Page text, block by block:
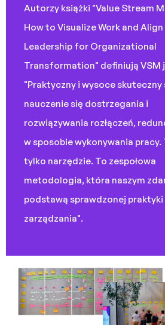
Autorzy książki "Value Stream
How to Visualize Work and Align
Leadership for Organizational
Transformation" definiują VSM
"Praktyczny i wysoce skuteczny
nauczenie się dostrzegania i
rozwiązywania rozłączeń,
w sposobie wykonywania pracy.
tylko narzędzie. To zespołowa
metodologia, która naszym
podstawą sprawdzonej praktyki
zarządzania".